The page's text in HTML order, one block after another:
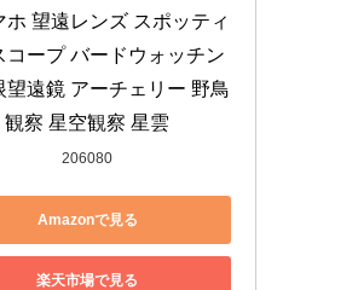
ホ 望遠レンズ スポッティ
コープ バードウォッチン
望遠鏡 アーチェリー 野鳥
観察 星空観察 星雲
206080
Amazonで見る
楽天市場で見る